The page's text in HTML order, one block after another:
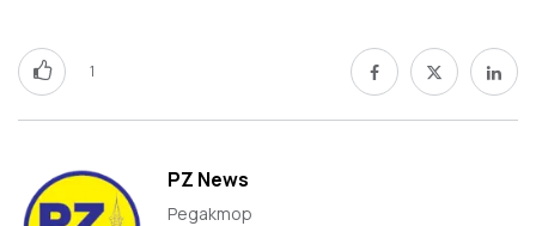
1
PZ News
Редактор